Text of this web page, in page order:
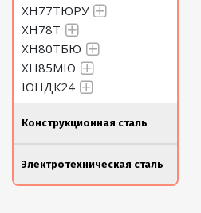
ХН77ТЮРУ
ХН78Т
ХН80ТБЮ
ХН85МЮ
ЮНДК24
Конструкционная сталь
Электротехническая сталь